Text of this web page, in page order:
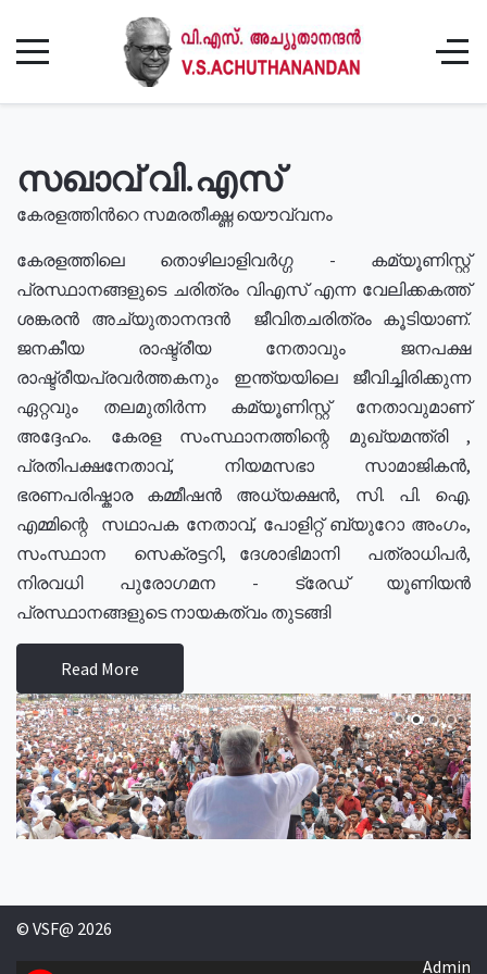
സഖാവ് വി.എസ്
കേരളത്തിൻറെ സമരതീക്ഷ്ണ യൌവ്വനം
കേരളത്തിലെ തൊഴിലാളിവർഗ്ഗ - കമ്യൂണിസ്റ്റ്
പ്രസ്ഥാനങ്ങളുടെ ചരിത്രം വിഎസ് എന്ന വേലിക്കകത്ത്
ശങ്കരൻ അച്യുതാനന്ദൻ ജീവിതചരിത്രം കൂടിയാണ്.
ജനകീയ രാഷ്ട്രീയ നേതാവും ജനപക്ഷ
രാഷ്ട്രീയപ്രവർത്തകനും ഇന്ത്യയിലെ ജീവിച്ചിരിക്കുന്ന
ഏറ്റവും തലമുതിർന്ന കമ്യൂണിസ്റ്റ് നേതാവുമാണ്
അദ്ദേഹം. കേരള സംസ്ഥാനത്തിന്റെ മുഖ്യമന്ത്രി ,
പ്രതിപക്ഷനേതാവ്, നിയമസഭാ സാമാജികൻ,
ഭരണപരിഷ്കാര കമ്മീഷൻ അധ്യക്ഷൻ, സി. പി. ഐ.
എമ്മിന്റെ സഥാപക നേതാവ്, പോളിറ്റ് ബ്യുറോ അംഗം,
സംസ്ഥാന സെക്രട്ടറി, ദേശാഭിമാനി പത്രാധിപർ,
നിരവധി പുരോഗമന - ട്രേഡ് യൂണിയൻ
പ്രസ്ഥാനങ്ങളുടെ നായകത്വം തുടങ്ങി
Read More
© VSF@ 2026
Admin